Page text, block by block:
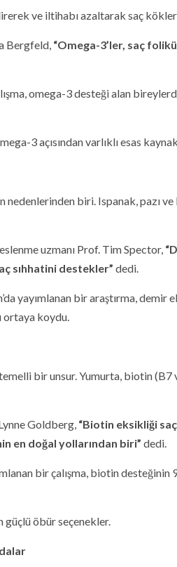
ve iltihabı azaltarak saç
Bergfeld, “Omega-3’ler, saç
omega-3 desteği alan
3 açısından varlıklı esas
nedenlerinden biri. Ispanak, pazı
uzmanı Prof. Tim Spector,
sıhhatini destekler” dedi.
yayımlanan bir araştırma,
ortaya koydu.
bir unsur. Yumurta, biotin
Goldberg, “Biotin eksikliği
en doğal yollarından biri” dedi.
bir çalışma, biotin desteğinin
güçlü öbür seçenekler.